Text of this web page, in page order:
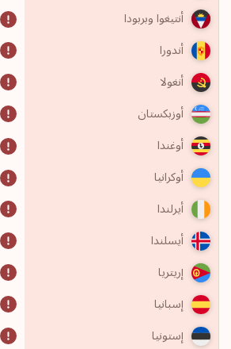
أنتيغوا وبربودا
أندورا
أنغولا
أوزبكستان
أوغندا
أوكرانيا
أيرلندا
أيسلندا
إريتريا
إسبانيا
إستونيا